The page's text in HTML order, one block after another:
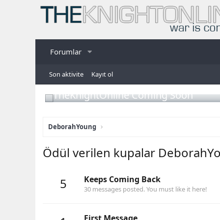
Forumlar
Son aktivite Kayıt ol
TheKnightOnline Coming Soon
DeborahYoung
Ödül verilen kupalar
5
Keeps Coming Back
30 messages posted. You must like it here!